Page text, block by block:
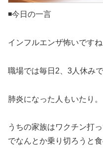
◾️今日の一言
インフルエンザ怖いですね
職場では毎日2、3人休み
肺炎になった人もいたり。
うちの家族はワクチン打
でなんとか乗り切ろうと